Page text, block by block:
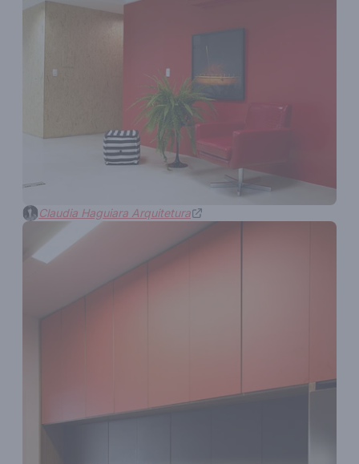
Claudia Haguiara Arquitetura